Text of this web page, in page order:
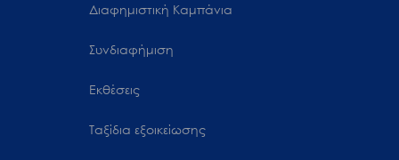
Διαφημιστική Καμπάνια
Συνδιαφήμιση
Εκθέσεις
Ταξίδια εξοικείωσης